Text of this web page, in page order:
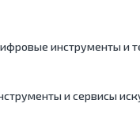
инструменты и
и сервисы